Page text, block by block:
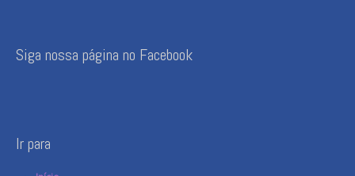
Siga nossa página no Facebook
Ir para